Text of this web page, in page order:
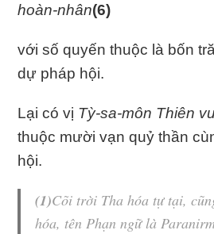
hoàn-nhân(6)
với số quyến thuộc là bốn
dự pháp hội.
Lại có vị Tỳ-sa-môn Thiên
thuộc mười vạn quỷ thần
hội.
(1)Cõi trời Tha hóa tự tại,
hóa, tên Phạn ngữ là